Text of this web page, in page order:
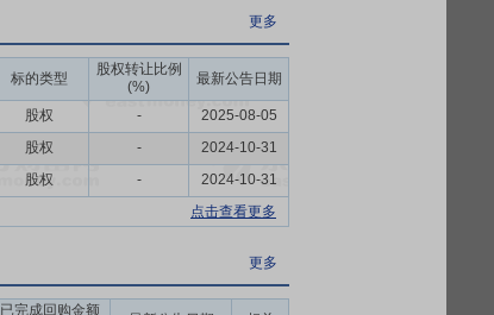
更多
标的类型
股权转让比例
(%)
最新公告日期
股权 -
2025-08-05
股权 -
2024-10-31
股权 -
2024-10-31
点击查看更多
更多
已完成回购金额